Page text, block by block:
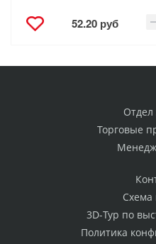
52.20 руб
Отдел
Торговые
Схема
3D-Тур по
Политика